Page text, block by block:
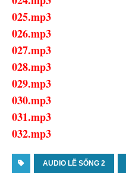
025.mp3
026.mp3
027.mp3
028.mp3
029.mp3
030.mp3
031.mp3
032.mp3
AUDIO LẼ SỐNG 2